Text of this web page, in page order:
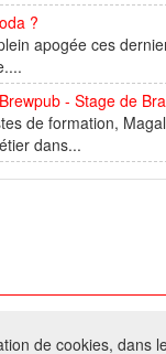
?
apogée ces
- Stage de
de formation,
dans...
de ce site, même
de cookies,